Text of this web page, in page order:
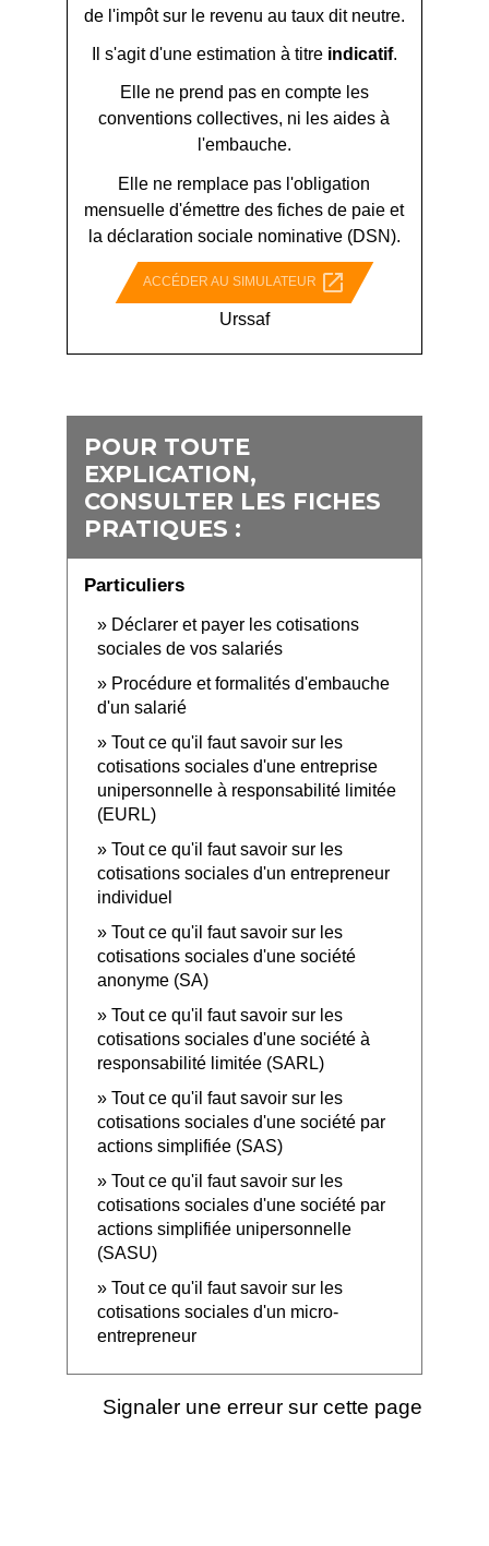
de l'impôt sur le revenu au taux dit neutre.
Il s'agit d'une estimation à titre indicatif.
Elle ne prend pas en compte les
conventions collectives, ni les aides à
l'embauche.
Elle ne remplace pas l'obligation
mensuelle d'émettre des fiches de paie et
la déclaration sociale nominative (DSN).
ACCÉDER AU SIMULATEUR open_in_new
Urssaf
POUR TOUTE
EXPLICATION,
CONSULTER LES FICHES
PRATIQUES :
Particuliers
Déclarer et payer les cotisations
sociales de vos salariés
Procédure et formalités d'embauche
d'un salarié
Tout ce qu'il faut savoir sur les
cotisations sociales d'une entreprise
unipersonnelle à responsabilité limitée
(EURL)
Tout ce qu'il faut savoir sur les
cotisations sociales d'un entrepreneur
individuel
Tout ce qu'il faut savoir sur les
cotisations sociales d'une société
anonyme (SA)
Tout ce qu'il faut savoir sur les
cotisations sociales d'une société à
responsabilité limitée (SARL)
Tout ce qu'il faut savoir sur les
cotisations sociales d'une société par
actions simplifiée (SAS)
Tout ce qu'il faut savoir sur les
cotisations sociales d'une société par
actions simplifiée unipersonnelle
(SASU)
Tout ce qu'il faut savoir sur les
cotisations sociales d'un micro-
entrepreneur
Signaler une erreur sur cette page